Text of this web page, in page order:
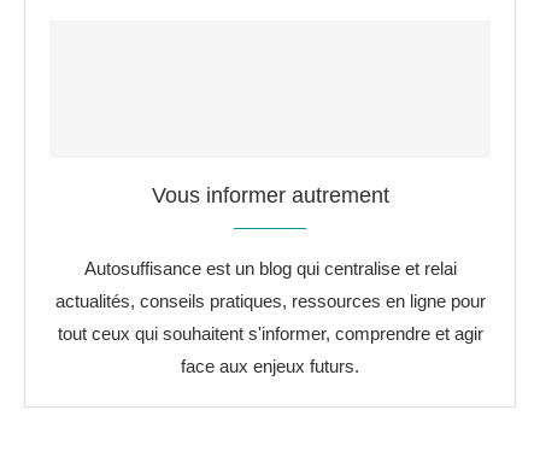
Vous informer autrement
Autosuffisance est un blog qui centralise et relai
actualités, conseils pratiques, ressources en ligne pour
tout ceux qui souhaitent s'informer, comprendre et agir
face aux enjeux futurs.